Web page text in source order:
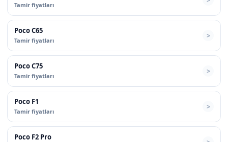
Tamir fiyatları
Poco C65
Tamir fiyatları
Poco C75
Tamir fiyatları
Poco F1
Tamir fiyatları
Poco F2 Pro